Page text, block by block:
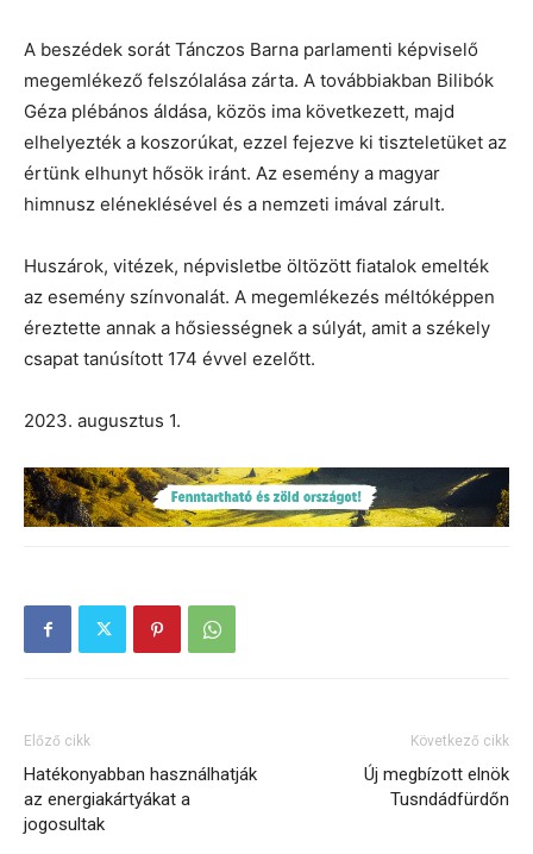
A beszédek sorát Tánczos Barna parlamenti képviselő
megemlékező felszólalása zárta. A továbbiakban Bilibók
Géza plébános áldása, közös ima következett, majd
elhelyezték a koszorúkat, ezzel fejezve ki tiszteletüket az
értünk elhunyt hősök iránt. Az esemény a magyar
himnusz eléneklésével és a nemzeti imával zárult.
Huszárok, vitézek, népvisletbe öltözött fiatalok emelték
az esemény színvonalát. A megemlékezés méltóképpen
éreztette annak a hősiességnek a súlyát, amit a székely
csapat tanúsított 174 évvel ezelőtt.
2023. augusztus 1.
Előző cikk
Hatékonyabban használhatják
az energiakártyákat a
jogosultak
Következő cikk
Új megbízott elnök
Tusndádfürdőn